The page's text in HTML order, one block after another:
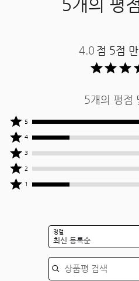
5개의 평
4.0 점 5점
5개의 평점
상품평
작성자
중
60%
명이
별
5
상품평
작성자
중
20%
명이
4
상품평
작성자
중
0%
3
상품평
작성자
중
2
상품평
1
정렬
최신 등록순
상품평 검색